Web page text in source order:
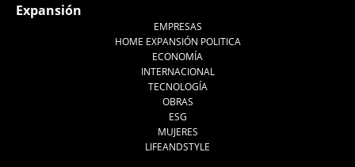
Expansión
EMPRESAS
HOME EXPANSIÓN POLITICA
ECONOMÍA
INTERNACIONAL
TECNOLOGÍA
OBRAS
ESG
MUJERES
LIFEANDSTYLE